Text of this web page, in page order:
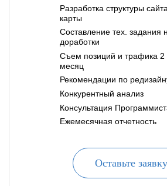
Разработка структуры
карты
Составление тех. задания
доработки
Съем позиций и трафика 2
месяц
Рекомендации по
Конкурентный анализ
Консультация
Ежемесячная отчетность
Оставьте заявку